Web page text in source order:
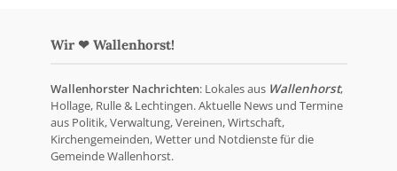
Wir ❤ Wallenhorst!
Wallenhorster Nachrichten: Lokales aus Wallenhorst,
Hollage, Rulle & Lechtingen. Aktuelle News und Termine
aus Politik, Verwaltung, Vereinen, Wirtschaft,
Kirchengemeinden, Wetter und Notdienste für die
Gemeinde Wallenhorst.